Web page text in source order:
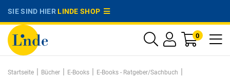
SIE SIND HIERLINDE SHOP
0
Startseite | Bücher | E-Books | E-Books - Ratgeber/Sachbuch |